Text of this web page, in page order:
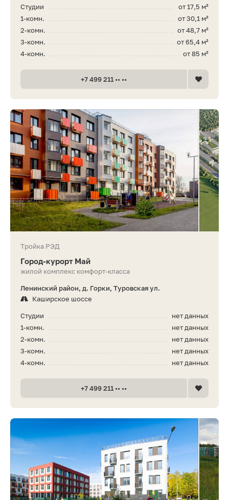
от 17,5 м²
Студии
от 30,1 м²
1-комн.
от 48,7 м²
2-комн.
от 65,4 м²
3-комн.
от 85 м²
4-комн.
+7 499 211 •• ••
Тройка РЭД
Город-курорт Май
жилой комплекс комфорт-класса
Ленинский район, д. Горки, Туровская ул.
Каширское шоссе
нет данных
Студии
нет данных
1-комн.
нет данных
2-комн.
нет данных
3-комн.
нет данных
4-комн.
+7 499 211 •• ••